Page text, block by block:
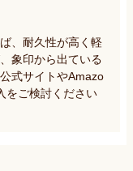
、耐久性が高く軽
象印から出ている
式サイトやAmazo
をご検討ください